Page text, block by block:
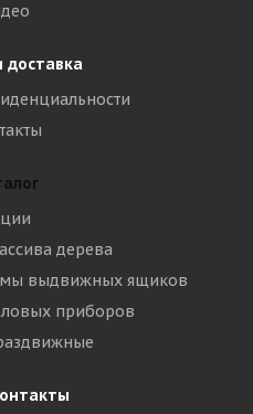
доставка
дерева
выдвижных ящиков
приборов